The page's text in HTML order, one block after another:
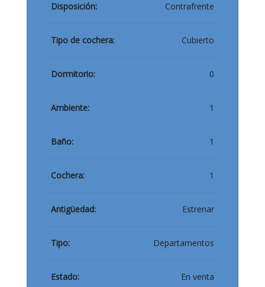
Disposición: Contrafrente
Tipo de cochera: Cubierto
Dormitorio: 0
Ambiente: 1
Baño: 1
Cochera: 1
Antigüedad: Estrenar
Tipo: Departamentos
Estado: En venta